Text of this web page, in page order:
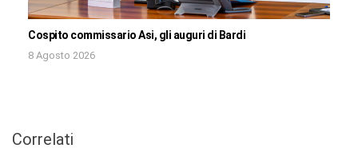
Cospito commissario Asi, gli auguri di Bardi
8 Agosto 2026
Correlati